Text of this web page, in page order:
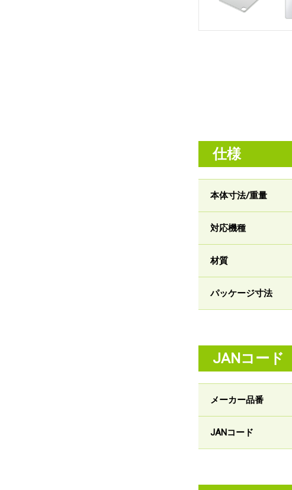
仕様
本体寸法/重量
対応機種
材質
パッケージ寸法
JANコード
メーカー品番
JANコード